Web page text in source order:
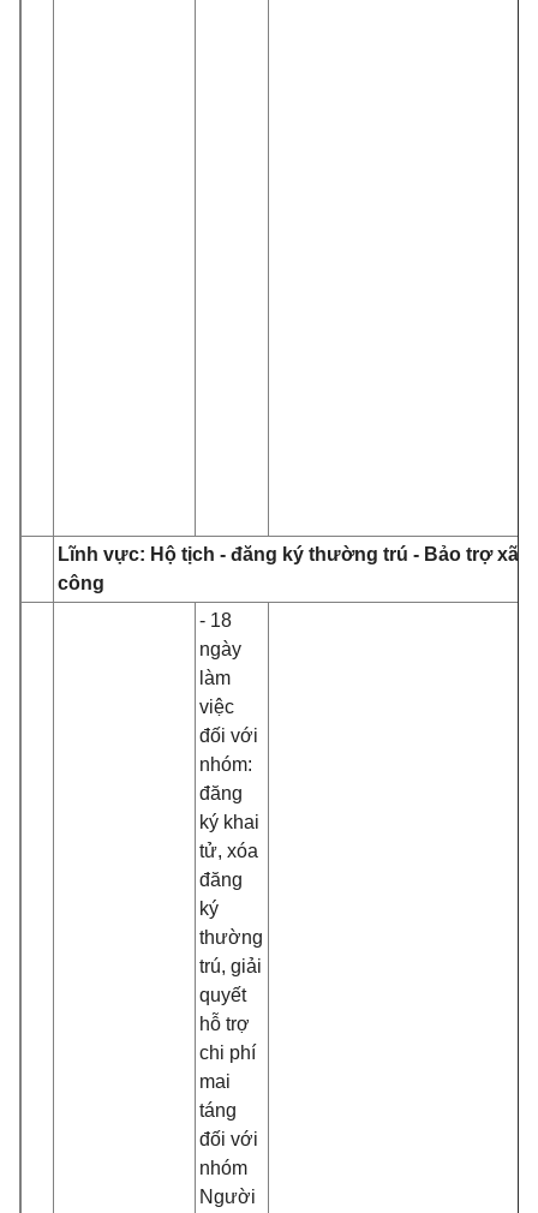
Lĩnh vực: Hộ tịch - đăng ký thường trú - Bảo trợ xã
công
- 18
ngày
làm
việc
đối với
nhóm:
đăng
ký khai
tử, xóa
đăng
ký
thường
trú, giải
quyết
hỗ trợ
chi phí
mai
táng
đối với
nhóm
Người